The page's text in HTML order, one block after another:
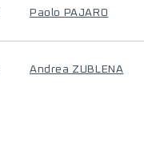
Paolo PAJARO
Andrea ZUBLENA